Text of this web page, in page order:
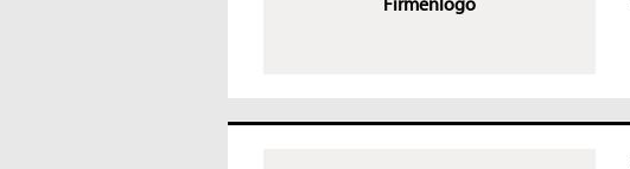
Firmenlogo